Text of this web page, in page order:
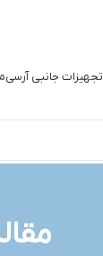
تجهیزات جانبی آرسی